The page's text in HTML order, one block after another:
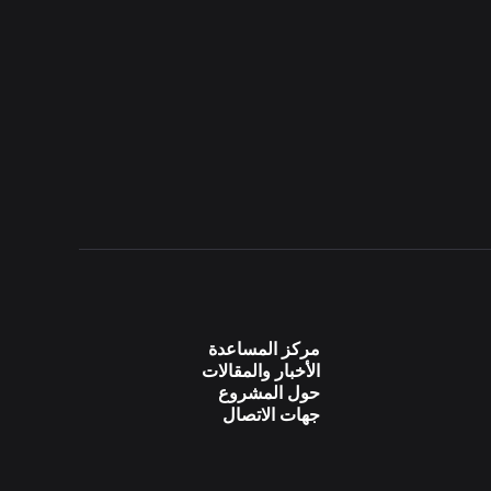
مركز المساعدة
الأخبار والمقالات
حول المشروع
جهات الاتصال